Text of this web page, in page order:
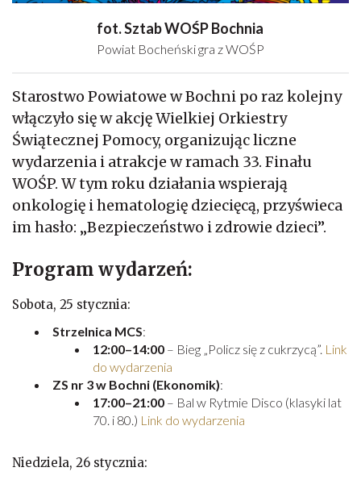
fot. Sztab WOŚP Bochnia
Powiat Bocheński gra z WOŚP
Starostwo Powiatowe w Bochni po raz kolejny
włączyło się w akcję Wielkiej Orkiestry
Świątecznej Pomocy, organizując liczne
wydarzenia i atrakcje w ramach 33. Finału
WOŚP. W tym roku działania wspierają
onkologię i hematologię dziecięcą, przyświeca
im hasło: „Bezpieczeństwo i zdrowie dzieci”.
Program wydarzeń:
Sobota, 25 stycznia:
Strzelnica MCS:
12:00–14:00 – Bieg „Policz się z cukrzycą”. Link
do wydarzenia
ZS nr 3 w Bochni (Ekonomik):
17:00–21:00 – Bal w Rytmie Disco (klasyki lat
70. i 80.) Link do wydarzenia
Niedziela, 26 stycznia: